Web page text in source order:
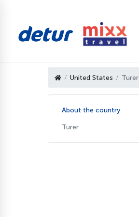
United States Turer
About the country
Turer